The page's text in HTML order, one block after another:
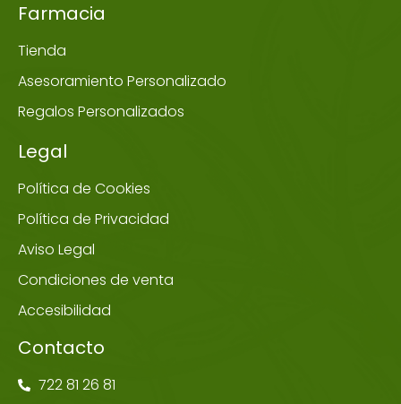
Farmacia
Tienda
Asesoramiento Personalizado
Regalos Personalizados
Legal
Política de Cookies
Política de Privacidad
Aviso Legal
Condiciones de venta
Accesibilidad
Contacto
722 81 26 81